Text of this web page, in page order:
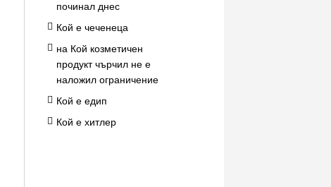
починал днес
Кой е чеченеца
на Кой козметичен
продукт чърчил не е
наложил ограничение
Кой е едип
Кой е хитлер